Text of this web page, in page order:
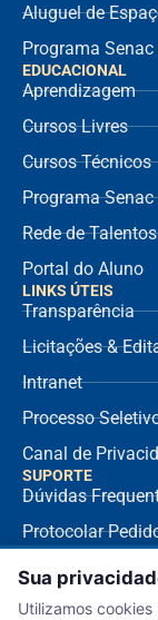
Aluguel de
Programa
EDUCACIONAL
Aprendizagem
Cursos Livres
Cursos Técnicos
Programa
Rede de Talentos
Portal do Aluno
LINKS ÚTEIS
Transparência
Licitações &
Intranet
Processo
Canal de
SUPORTE
Dúvidas
Protocolar
Envio de NF
Ouvidoria
Sua
Utilizamos